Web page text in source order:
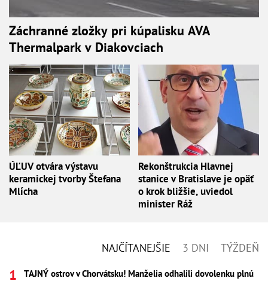
Záchranné zložky pri kúpalisku AVA
Thermalpark v Diakovciach
ÚĽUV otvára výstavu
keramickej tvorby Štefana
Mlícha
Rekonštrukcia Hlavnej
stanice v Bratislave je opäť
o krok bližšie, uviedol
minister Ráž
NAJČÍTANEJŠIE 3 DNI TÝŽDEŇ
TAJNÝ ostrov v Chorvátsku! Manželia odhalili dovolenku plnú